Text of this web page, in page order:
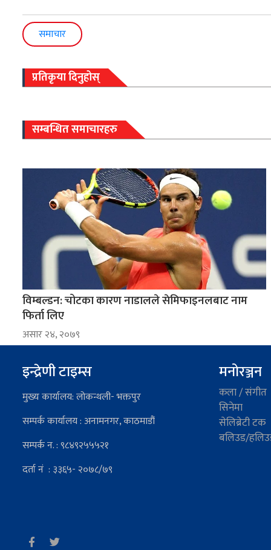
समाचार
प्रतिकृया दिनुहोस्
सम्बन्धित समाचारहरु
विम्बल्डन: चोटका कारण नाडालले सेमिफाइनलबाट नाम
फिर्ता लिए
असार २४, २०७९
इन्द्रेणी टाइम्स
मुख्य कार्यालय: लोकन्थली- भक्तपुर
सम्पर्क कार्यालय : अनामनगर, काठमाडौं
सम्पर्क न. : ९८४९२५५५२१
दर्ता नं : ३३६५- २०७८/७९
मनोरञ्जन
कला / संगीत
सिनेमा
सेलिब्रेटी टक
बलिउड/